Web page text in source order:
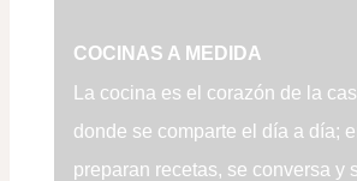
COCINAS A MEDIDA
La cocina es el corazón de la
donde se comparte el día a día;
preparan recetas, se conversa y